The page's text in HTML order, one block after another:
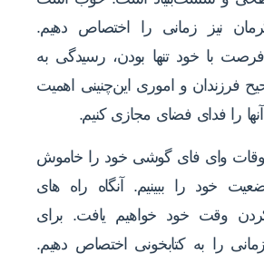
نیز زمانی را اختصاص دهیم.
با خود تنها بودن، رسیدگی به
فرزندان و اموری این‌چنینی اهمیت
آنها را فدای فضای مجازی کنیم.
وای فای گوشی خود را خاموش
خود را ببینیم. آنگاه راه های
وقت خود خواهیم یافت. برای
را به کتابخونی اختصاص دهیم.